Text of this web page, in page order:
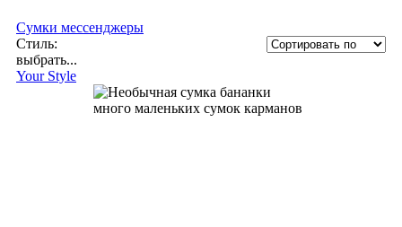
Сумки мессенджеры
Стиль:
выбрать...
Your Style